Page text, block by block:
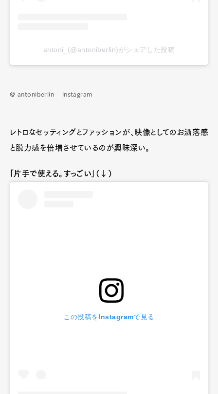
antoni_(@antoniberlin)がシェアした投稿
@ antoniberlin – instagram
レトロなセッティングとファッションが、映像としてのお洒落感
と脱力感を倍増させているのが興味深い。
「片手で使える。すっごい」（↓）
この投稿をInstagramで見る